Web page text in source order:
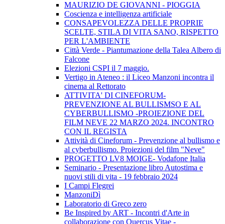
MAURIZIO DE GIOVANNI - PIOGGIA
Coscienza e intelligenza artificiale
CONSAPEVOLEZZA DELLE PROPRIE
SCELTE, STILA DI VITA SANO, RISPETTO
PER L'AMBIENTE
Città Verde - Piantumazione della Talea Albero di
Falcone
Elezioni CSPI il 7 maggio.
Vertigo in Ateneo : il Liceo Manzoni incontra il
cinema al Rettorato
ATTIVITA' DI CINEFORUM-
PREVENZIONE AL BULLISMSO E AL
CYBERBULLISMO -PROIEZIONE DEL
FILM NEVE 22 MARZO 2024. INCONTRO
CON IL REGISTA
Attività di Cineforum - Prevenzione al bullismo e
al cyberbullismo. Proiezioni del film "Neve"
PROGETTO LV8 MOIGE- Vodafone Italia
Seminario - Presentazione libro Autostima e
nuovi stili di vita - 19 febbraio 2024
I Campi Flegrei
ManzoniDì
Laboratorio di Greco zero
Be Inspired by ART - Incontri d'Arte in
collaborazione con Quercus Vitae -